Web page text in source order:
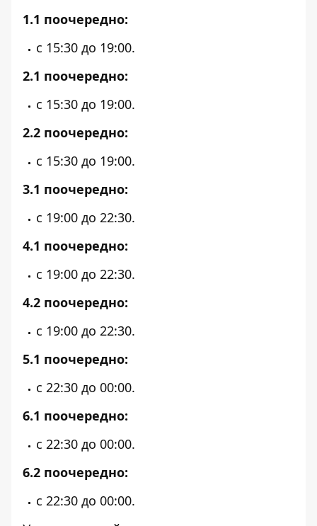
1.1 поочередно:
с 15:30 до 19:00.
2.1 поочередно:
с 15:30 до 19:00.
2.2 поочередно:
с 15:30 до 19:00.
3.1 поочередно:
с 19:00 до 22:30.
4.1 поочередно:
с 19:00 до 22:30.
4.2 поочередно:
с 19:00 до 22:30.
5.1 поочередно:
с 22:30 до 00:00.
6.1 поочередно:
с 22:30 до 00:00.
6.2 поочередно:
с 22:30 до 00:00.